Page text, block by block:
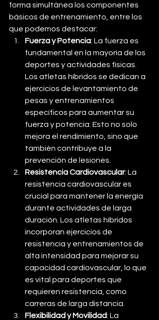
forma simultánea los componentes
básicos de entrenamiento, entre los
que podemos destacar:
Fuerza y Potencia: La fuerza es
fundamental en la mayoría de los
deportes y actividades físicas.
Los atletas híbridos se dedican a
ejercicios de levantamiento de
pesas y entrenamientos
específicos para aumentar su
fuerza y potencia. Esto no solo
mejora el rendimiento, sino que
también contribuye a la
prevención de lesiones.
Resistencia Cardiovascular: La
resistencia cardiovascular es
crucial para mantener la energía
durante actividades de larga
duración. Los atletas híbridos
incorporan ejercicios de
resistencia y entrenamientos de
alta intensidad para mejorar su
capacidad cardiovascular, lo que
es vital para deportes que
requieren resistencia, como
carreras de larga distancia.
Flexibilidad y Movilidad: La